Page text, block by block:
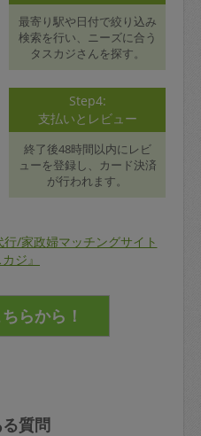
最寄り駅や日付で絞り込み
検索を行い、ニーズに合う
タスカジさんを探す。
Step4:
支払いとレビュー
終了後48時間以内にレビ
ューを登録し、カード決済
が行われます。
/家政婦マッチングサイト
ジ』
質問